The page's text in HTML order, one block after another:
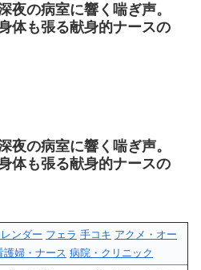
夜の病室に響く喘ぎ声。
体も張る献身的ナースの
夜の病室に響く喘ぎ声。
体も張る献身的ナースの
ンダー フェラ 手コキ アクメ・オー
護婦・ナース 病院・クリニック